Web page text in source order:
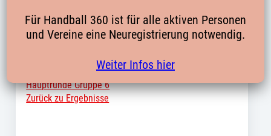
Hauptrunde Gruppe 4
Hauptrunde Gruppe 6
Zurück zu Ergebnisse
Für Handball 360 ist für alle aktiven Personen
und Vereine eine Neuregistrierung notwendig.
Weiter Infos hier